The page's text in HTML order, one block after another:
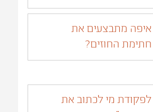
איפה מתבצעים את
חתימת החוזים?
לפקודת מי לכתוב את